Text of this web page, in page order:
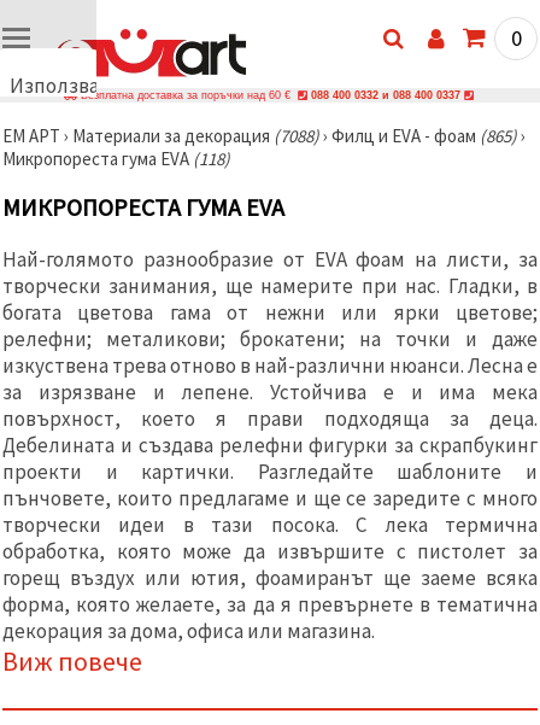
Използваме
🍪
Използваме
и подобни
технологии,
осигурим
правилната
работа на
сайта, да
подобрим
твоето
изживяване
и, с твое
съгласие,
да
анализираме
трафика и
да
показваме
по-
релевантно
съдържание
и реклами,
включително
с помощта
на наши
партньори
и
0
Безплатна доставка за поръчки над 60 € 088 400 0332 и 088 400 0337
ЕМ АРТ › Материали за декорация (7088)› Филц и EVA - фоам (865)›
Микропореста гума EVA (118)
МИКРОПОРЕСТА ГУМА EVA
Най-голямото разнообразие от EVA фоам на листи, за
творчески занимания, ще намерите при нас. Гладки, в
богата цветова гама от нежни или ярки цветове;
релефни; металикови; брокатени; на точки и даже
изкуствена трева отново в най-различни нюанси. Лесна е
за изрязване и лепене. Устойчива е и има мека
повърхност, което я прави подходяща за деца.
Дебелината и създава релефни фигурки за скрапбукинг
проекти и картички. Разгледайте шаблоните и
пънчовете, които предлагаме и ще се заредите с много
творчески идеи в тази посока. С лека термична
обработка, която може да извършите с пистолет за
горещ въздух или ютия, фоамиранът ще заеме всяка
форма, която желаете, за да я превърнете в тематична
декорация за дома, офиса или магазина.
Виж повече